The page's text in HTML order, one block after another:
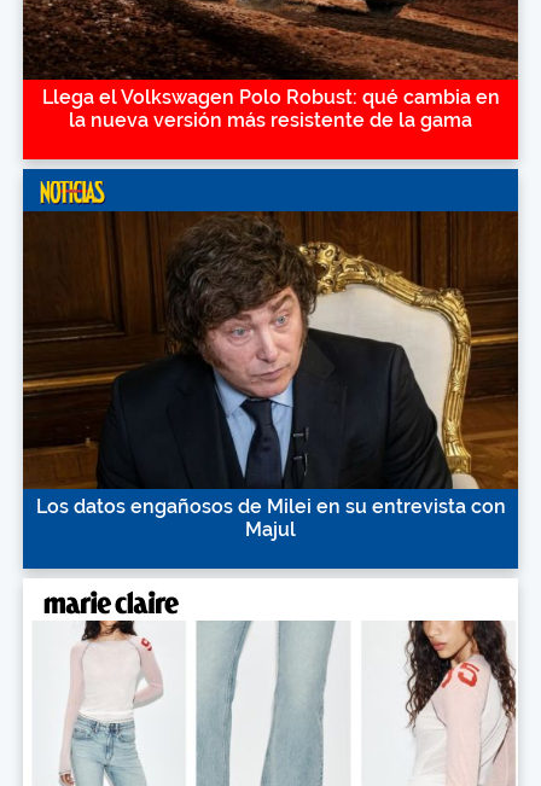
Llega el Volkswagen Polo Robust: qué cambia en
la nueva versión más resistente de la gama
Los datos engañosos de Milei en su entrevista con
Majul